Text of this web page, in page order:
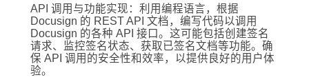
API 调用与功能实现：利用编程语言，根据
Docusign 的 REST API 文档，编写代码以调用
Docusign 的各种 API 接口。这可能包括创建签名
请求、监控签名状态、获取已签名文档等功能。确
保 API 调用的安全性和效率，以提供良好的用户体
验。